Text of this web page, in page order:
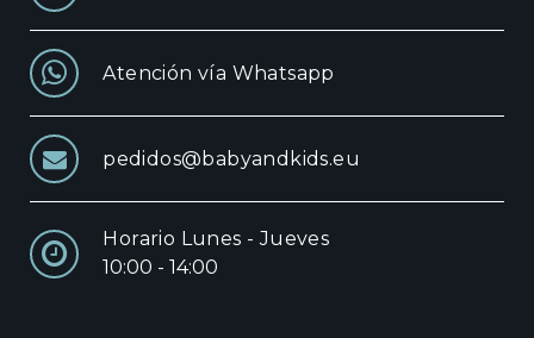
Atención vía Whatsapp
pedidos@babyandkids.eu
Horario Lunes - Jueves
10:00 - 14:00